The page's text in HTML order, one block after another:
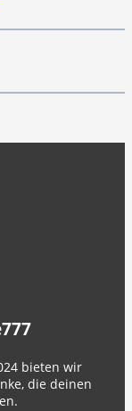
bieten wir
die deinen